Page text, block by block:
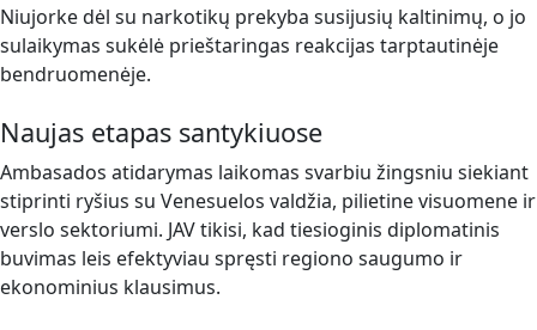
Niujorke dėl su narkotikų prekyba susijusių kaltinimų, o jo
sulaikymas sukėlė prieštaringas reakcijas tarptautinėje
bendruomenėje.
Naujas etapas santykiuose
Ambasados atidarymas laikomas svarbiu žingsniu siekiant
stiprinti ryšius su Venesuelos valdžia, pilietine visuomene ir
verslo sektoriumi. JAV tikisi, kad tiesioginis diplomatinis
buvimas leis efektyviau spręsti regiono saugumo ir
ekonominius klausimus.